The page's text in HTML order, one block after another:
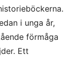
i unga år,
förmåga
Ett